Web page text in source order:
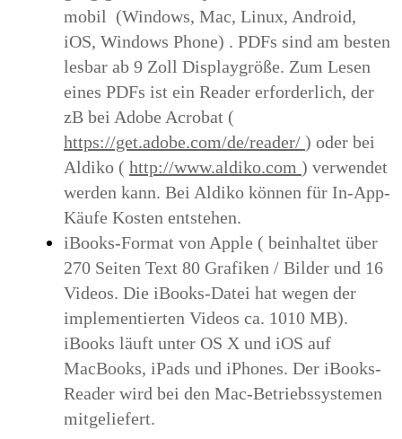
mobil (Windows, Mac, Linux, Android,
iOS, Windows Phone) . PDFs sind am besten
lesbar ab 9 Zoll Displaygröße. Zum Lesen
eines PDFs ist ein Reader erforderlich, der
zB bei Adobe Acrobat (
https://get.adobe.com/de/reader/ ) oder bei
Aldiko ( http://www.aldiko.com ) verwendet
werden kann. Bei Aldiko können für In-App-
Käufe Kosten entstehen.
iBooks-Format von Apple ( beinhaltet über
270 Seiten Text 80 Grafiken / Bilder und 16
Videos. Die iBooks-Datei hat wegen der
implementierten Videos ca. 1010 MB).
iBooks läuft unter OS X und iOS auf
MacBooks, iPads und iPhones. Der iBooks-
Reader wird bei den Mac-Betriebssystemen
mitgeliefert.